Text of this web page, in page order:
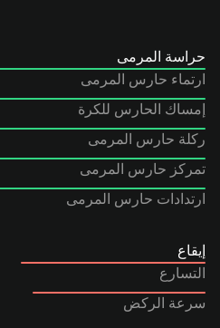
حراسة المرمى
ارتماء حارس المرمى
إمساك الحارس للكرة
ركلة حارس المرمى
تمركز حارس المرمى
ارتدادات حارس المرمى
إيقاع
التسارع
سرعة الركض